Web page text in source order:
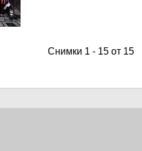
Снимки 1 - 15 от 15